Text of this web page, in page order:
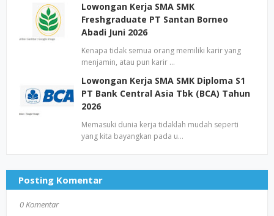
Lowongan Kerja SMA SMK
Freshgraduate PT Santan Borneo
Abadi Juni 2026
Kenapa tidak semua orang memiliki karir yang
menjamin, atau pun karir …
Lowongan Kerja SMA SMK Diploma S1
PT Bank Central Asia Tbk (BCA) Tahun
2026
Memasuki dunia kerja tidaklah mudah seperti
yang kita bayangkan pada u…
Posting Komentar
0 Komentar